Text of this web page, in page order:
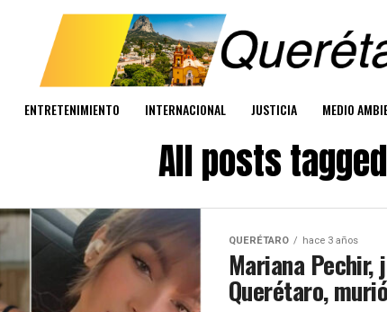
ENTRETENIMIENTO INTERNACIONAL JUSTICIA MEDIO
All posts
QUERÉTARO hace 3 años
Mariana Pechir,
Querétaro, murió